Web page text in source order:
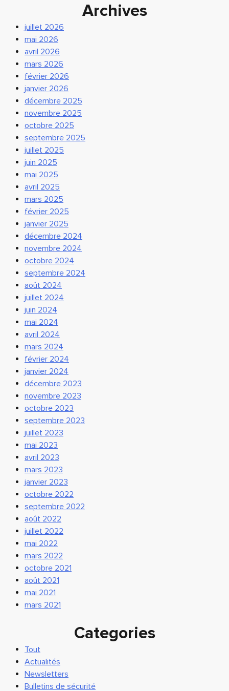
Archives
juillet 2026
mai 2026
avril 2026
mars 2026
février 2026
janvier 2026
décembre 2025
novembre 2025
octobre 2025
septembre 2025
juillet 2025
juin 2025
mai 2025
avril 2025
mars 2025
février 2025
janvier 2025
décembre 2024
novembre 2024
octobre 2024
septembre 2024
août 2024
juillet 2024
juin 2024
mai 2024
avril 2024
mars 2024
février 2024
janvier 2024
décembre 2023
novembre 2023
octobre 2023
septembre 2023
juillet 2023
mai 2023
avril 2023
mars 2023
janvier 2023
octobre 2022
septembre 2022
août 2022
juillet 2022
mai 2022
mars 2022
octobre 2021
août 2021
mai 2021
mars 2021
Categories
Tout
Actualités
Newsletters
Bulletins de sécurité